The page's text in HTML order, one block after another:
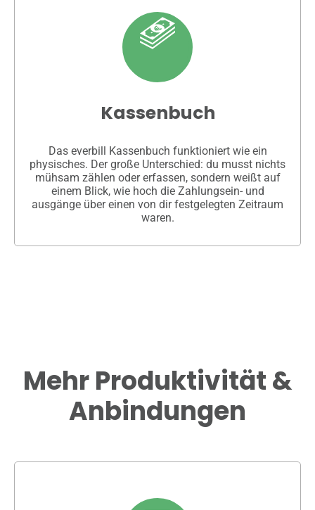
Kassenbuch
Das everbill Kassenbuch funktioniert wie ein
physisches. Der große Unterschied: du musst nichts
mühsam zählen oder erfassen, sondern weißt auf
einem Blick, wie hoch die Zahlungsein- und
ausgänge über einen von dir festgelegten Zeitraum
waren.
Mehr Produktivität &
Anbindungen